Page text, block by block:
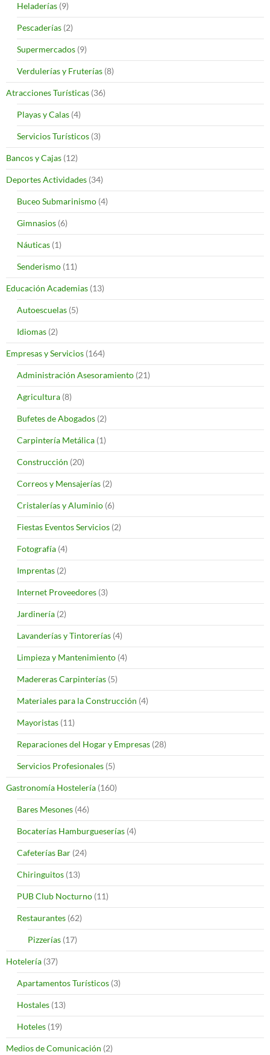
Heladerías (9)
Pescaderías (2)
Supermercados (9)
Verdulerías y Fruterías (8)
Atracciones Turísticas (36)
Playas y Calas (4)
Servicios Turísticos (3)
Bancos y Cajas (12)
Deportes Actividades (34)
Buceo Submarinismo (4)
Gimnasios (6)
Náuticas (1)
Senderismo (11)
Educación Academias (13)
Autoescuelas (5)
Idiomas (2)
Empresas y Servicios (164)
Administración Asesoramiento (21)
Agricultura (8)
Bufetes de Abogados (2)
Carpintería Metálica (1)
Construcción (20)
Correos y Mensajerías (2)
Cristalerías y Aluminio (6)
Fiestas Eventos Servicios (2)
Fotografía (4)
Imprentas (2)
Internet Proveedores (3)
Jardinería (2)
Lavanderías y Tintorerías (4)
Limpieza y Mantenimiento (4)
Madereras Carpinterías (5)
Materiales para la Construcción (4)
Mayoristas (11)
Reparaciones del Hogar y Empresas (28)
Servicios Profesionales (5)
Gastronomía Hostelería (160)
Bares Mesones (46)
Bocaterías Hamburgueserías (4)
Cafeterías Bar (24)
Chiringuitos (13)
PUB Club Nocturno (11)
Restaurantes (62)
Pizzerías (17)
Hotelería (37)
Apartamentos Turísticos (3)
Hostales (13)
Hoteles (19)
Medios de Comunicación (2)